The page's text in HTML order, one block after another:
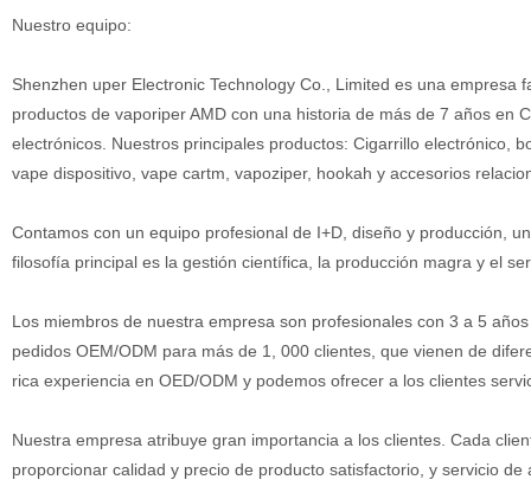
Nuestro equipo:
Shenzhen uper Electronic Technology Co., Limited es una
productos de vaporiper AMD con una historia de más de 7 años en
electrónicos. Nuestros principales productos: Cigarrillo electrónico,
vape dispositivo, vape cartm, vapoziper, hookah y accesorios
Contamos con un equipo profesional de I+D, diseño y producción,
filosofía principal es la gestión científica, la producción magra y el
Los miembros de nuestra empresa son profesionales con 3 a 5
pedidos OEM/ODM para más de 1, 000 clientes, que vienen de
rica experiencia en OED/ODM y podemos ofrecer a los clientes
Nuestra empresa atribuye gran importancia a los clientes. Cada
proporcionar calidad y precio de producto satisfactorio, y servicio